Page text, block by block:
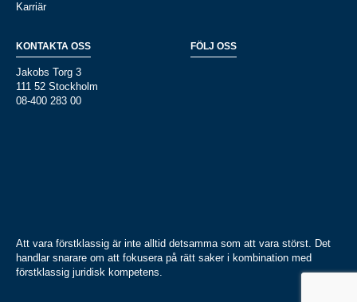
Karriär
KONTAKTA OSS
Jakobs Torg 3
111 52 Stockholm
08-400 283 00
FÖLJ OSS
Att vara förstklassig är inte alltid detsamma som att vara störst. Det
handlar snarare om att fokusera på rätt saker i kombination med
förstklassig juridisk kompetens.